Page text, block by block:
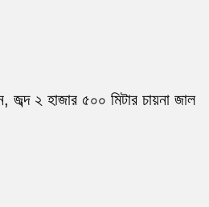
জব্দ ২ হাজার ৫০০ মিটার চায়না জাল